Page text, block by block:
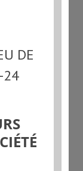
DE
24